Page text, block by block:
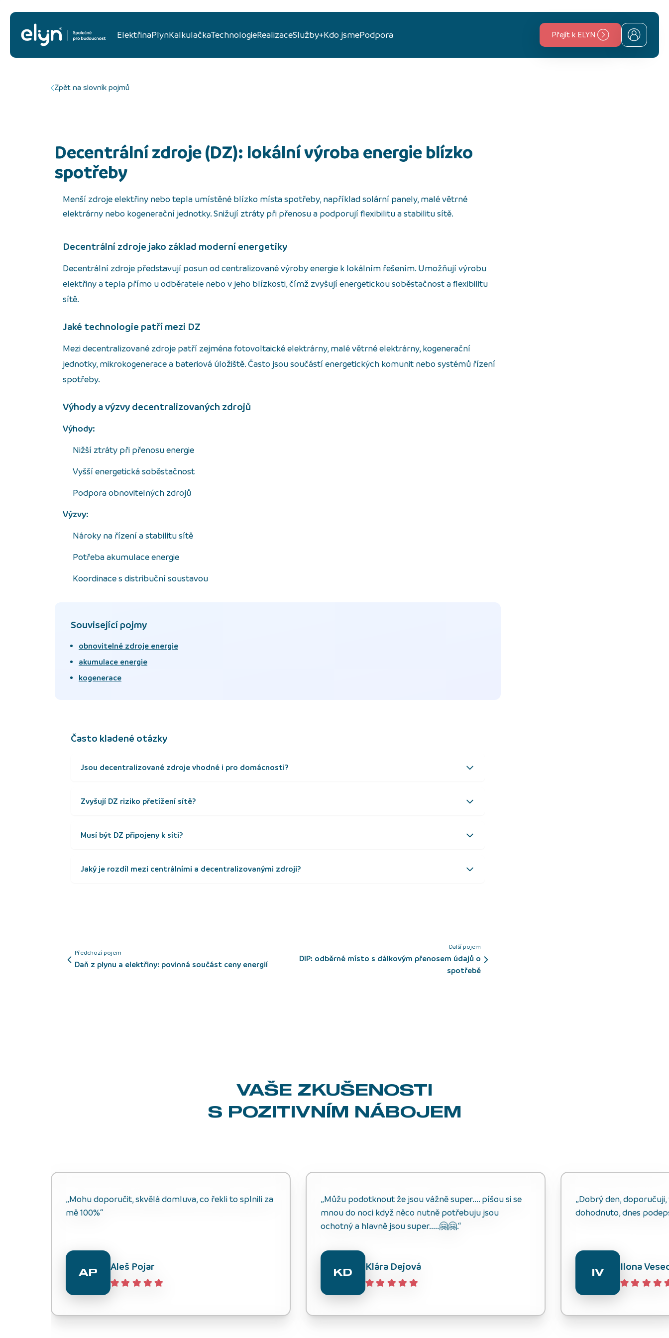
ElektřinaPlynKalkulačkaTechnologieRealizaceSlužby+Kdo jsmePodpora Přejít k ELYN
Zpět na slovník pojmů
Decentrální zdroje (DZ): lokální výroba energie blízko
spotřeby
Menší zdroje elektřiny nebo tepla umístěné blízko místa spotřeby, například solární panely, malé větrné
elektrárny nebo kogenerační jednotky. Snižují ztráty při přenosu a podporují flexibilitu a stabilitu sítě.
Decentrální zdroje jako základ moderní energetiky
Decentrální zdroje představují posun od centralizované výroby energie k lokálním řešením. Umožňují výrobu
elektřiny a tepla přímo u odběratele nebo v jeho blízkosti, čímž zvyšují energetickou soběstačnost a flexibilitu
sítě.
Jaké technologie patří mezi DZ
Mezi decentralizované zdroje patří zejména fotovoltaické elektrárny, malé větrné elektrárny, kogenerační
jednotky, mikrokogenerace a bateriová úložiště. Často jsou součástí energetických komunit nebo systémů řízení
spotřeby.
Výhody a výzvy decentralizovaných zdrojů
Výhody:
Nižší ztráty při přenosu energie
Vyšší energetická soběstačnost
Podpora obnovitelných zdrojů
Výzvy:
Nároky na řízení a stabilitu sítě
Potřeba akumulace energie
Koordinace s distribuční soustavou
Související pojmy
obnovitelné zdroje energie
akumulace energie
kogenerace
Často kladené otázky
Jsou decentralizované zdroje vhodné i pro domácnosti?
Zvyšují DZ riziko přetížení sítě?
Musí být DZ připojeny k síti?
Jaký je rozdíl mezi centrálními a decentralizovanými zdroji?
Předchozí pojem
Daň z plynu a elektřiny: povinná součást ceny energií
Další pojem
DIP: odběrné místo s dálkovým přenosem údajů o
spotřebě
VAŠE ZKUŠENOSTI
S POZITIVNÍM NÁBOJEM
„Mohu doporučit, skvělá domluva, co řekli to splnili za
mě 100%“
AP Aleš Pojar
„Můžu podotknout že jsou vážně super.... píšou si se
mnou do noci když něco nutně potřebuju jsou
ochotný a hlavně jsou super.....🤗🤗.“
KD Klára Dejová
„Dobrý den,
dohodnuto, dnes
IV Ilona